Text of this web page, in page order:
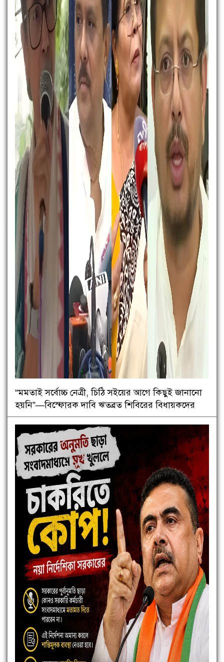
“মমতাই সর্বোচ্চ নেত্রী, চিঠি সইয়ের আগে কিছুই জানানো
হয়নি”—বিস্ফোরক দাবি ঋতব্রত শিবিরের বিধায়কদের